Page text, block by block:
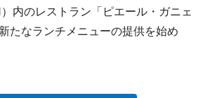
内のレストラン「ピエール・ガニェ
たなランチメニューの提供を始め